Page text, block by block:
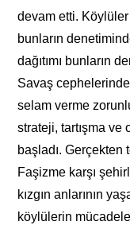
devam etti.
bunların
dağıtımı bunların
Savaş
selam verme
strateji, tartışma
başladı.
Faşizme karşı
kızgın anlarının
köylülerin